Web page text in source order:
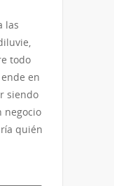
las
todo
en
siendo
negocio
quién